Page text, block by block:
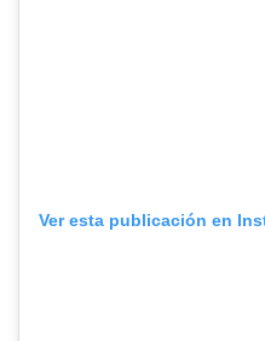
Ver esta publicación en